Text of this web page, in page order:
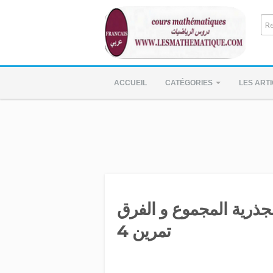
ACCUEIL CATÉGORIES LES
المجموع و الفرق
تمرين 4